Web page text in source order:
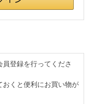
登録を行ってくださ
おくと便利にお買い物が